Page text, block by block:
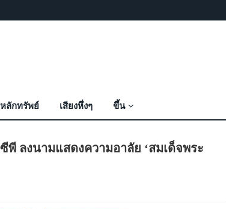
หลักทรัพย์ เสียงหึ่งๆ ขึ้น
ลงนามแสดงความอาลัย ‘สมเด็จพระ